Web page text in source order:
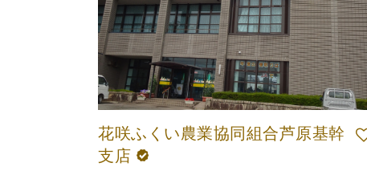
花咲ふくい農業協同組合芦原基幹
支店